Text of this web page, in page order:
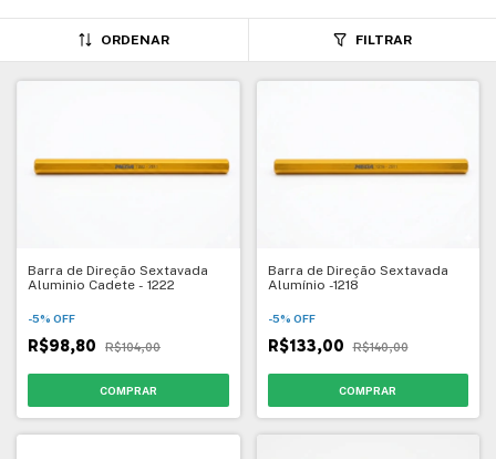
ORDENAR FILTRAR
Barra de Direção Sextavada
Aluminio Cadete - 1222
-5% OFF
R$98,80 R$104,00
Barra de Direção Sextavada
Alumínio -1218
-5% OFF
R$133,00 R$140,00